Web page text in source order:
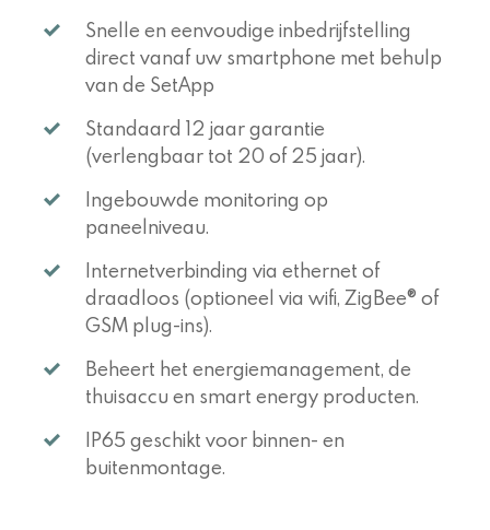
Snelle en eenvoudige inbedrijfstelling
direct vanaf uw smartphone met behulp
van de SetApp
Standaard 12 jaar garantie
(verlengbaar tot 20 of 25 jaar).
Ingebouwde monitoring op
paneelniveau.
Internetverbinding via ethernet of
draadloos (optioneel via wifi, ZigBee® of
GSM plug-ins).
Beheert het energiemanagement, de
thuisaccu en smart energy producten.
IP65 geschikt voor binnen- en
buitenmontage.